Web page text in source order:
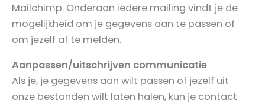
Mailchimp. Onderaan iedere mailing vindt je de
mogelijkheid om je gegevens aan te passen of
om jezelf af te melden.
Aanpassen/uitschrijven communicatie
Als je, je gegevens aan wilt passen of jezelf uit
onze bestanden wilt laten halen, kun je contact